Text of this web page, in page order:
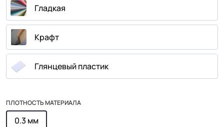
Гладкая
Крафт
Глянцевый пластик
ПЛОТНОСТЬ МАТЕРИАЛА
0.3 мм